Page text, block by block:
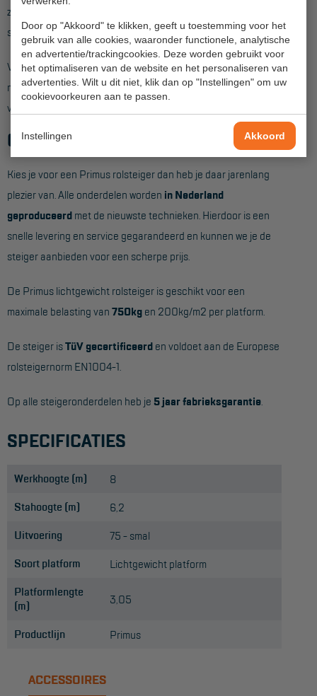
Door op "Akkoord" te klikken, geeft u toestemming voor het
gebruik van alle cookies, waaronder functionele, analytische
en advertentie/trackingcookies. Deze worden gebruikt voor
het optimaliseren van de website en het personaliseren van
advertenties. Wilt u dit niet, klik dan op "Instellingen" om uw
cookievoorkeuren aan te passen.
Instellingen Akkoord
Wet- en regelgeving
Garantie
Algemene voorwaarden
Webshop voorwaarden
zwenkwiel. Met de wartel die op de wielstaander zit is de
steiger ook weer snel op de goede hoogte te stellen.
Voor vrijstaand gebruik worden standaard4 stabilisatoren
meegeleverd die met een aluminium koppeling op de hoeken
van de steiger worden gemonteerd.
Gegarandeerde kwaliteit
Kies je voor een Primus rolsteiger dan heb je daar jarenlang
plezier van. Alle onderdelen worden in Nederland
geproduceerd met de nieuwste technieken. Hierdoor is een
snelle levering en service gegarandeerd en kunnen we je de
steiger aanbieden voor een scherpe prijs.
De Primus lichtgewicht rolsteiger is geschikt voor een
maximale belasting van 750kg en 200kg/m2 per platform.
De steiger isTüV gecertificeerd en voldoet aan de Europese
rolsteigernorm EN1004-1.
Op alle steigeronderdelen heb je 5 jaar fabrieksgarantie
SPECIFICATIES
Werkhoogte (m) 8
Stahoogte (m) 6,2
Uitvoering 75 - smal
Soort platform Lichtgewicht platform
Platformlengte
(m)
3,05
Productlijn Primus
ACCESSOIRES